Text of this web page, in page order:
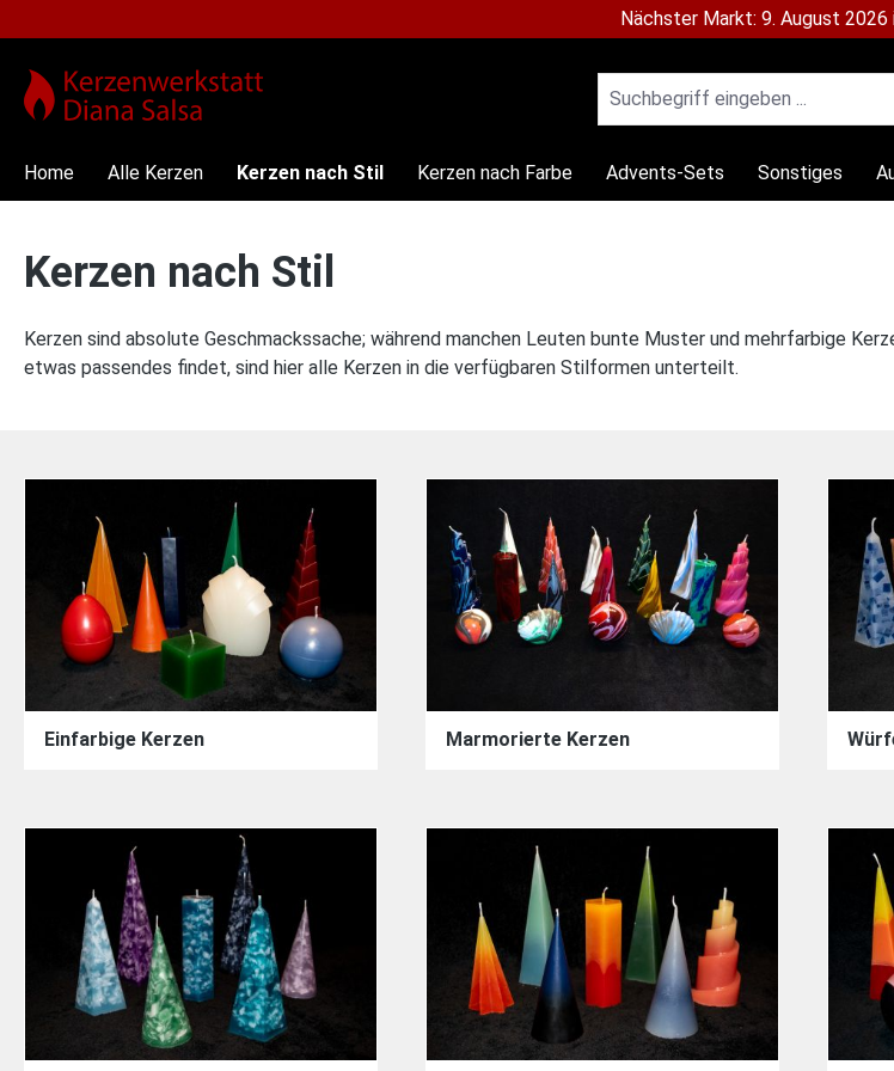
Nächster Markt: 9. August 2026
Home Alle Kerzen Kerzen nach Stil Kerzen nach Farbe Advents-Sets Sonstiges
Kerzen nach Stil
Kerzen sind absolute Geschmackssache; während manchen Leuten bunte Muster und mehrfarbige
etwas passendes findet, sind hier alle Kerzen in die verfügbaren Stilformen unterteilt.
Einfarbige Kerzen Marmorierte Kerzen